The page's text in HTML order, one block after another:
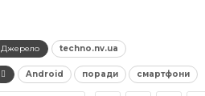
Джерело techno.nv.ua
Android поради смартфони